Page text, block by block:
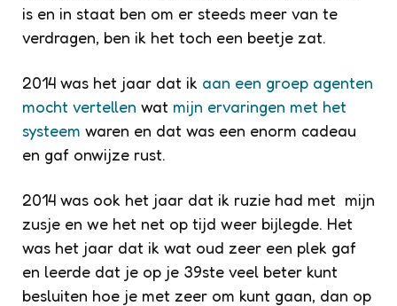
is en in staat ben om er steeds meer van te
verdragen, ben ik het toch een beetje zat.
2014 was het jaar dat ik aan een groep agenten
mocht vertellen wat mijn ervaringen met het
systeem waren en dat was een enorm cadeau
en gaf onwijze rust.
2014 was ook het jaar dat ik ruzie had met mijn
zusje en we het net op tijd weer bijlegde. Het
was het jaar dat ik wat oud zeer een plek gaf
en leerde dat je op je 39ste veel beter kunt
besluiten hoe je met zeer om kunt gaan, dan op